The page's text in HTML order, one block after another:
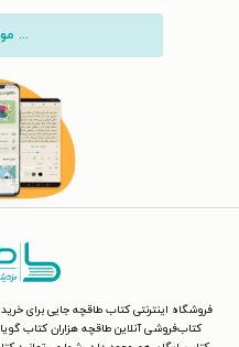
...
فروشگاه اینترنتی کتاب طاقچه جایی برای
کتاب‌فروشی آنلاین طاقچه هزاران کتاب